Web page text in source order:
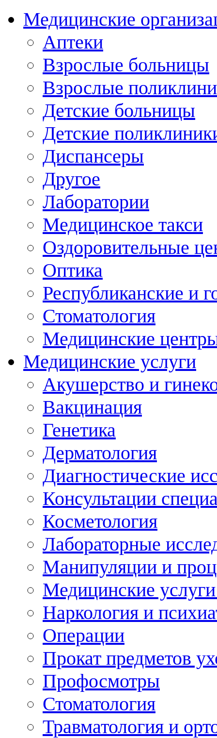
Медицинские
Аптеки
Взрослые больницы
Взрослые
Детские больницы
Детские
Диспансеры
Другое
Лаборатории
Медицинское такси
Оздоровительные
Оптика
Республиканские и
Стоматология
Медицинские
Медицинские услуги
Акушерство и
Вакцинация
Генетика
Дерматология
Диагностические
Консультации
Косметология
Лабораторные
Манипуляции и
Медицинские
Наркология и
Операции
Прокат предметов
Профосмотры
Стоматология
Травматология и